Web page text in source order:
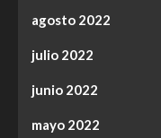
agosto 2022
julio 2022
junio 2022
mayo 2022